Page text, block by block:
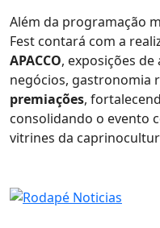
Além da programação
Fest contará com a
APACCO, exposições
negócios, gastronomia
premiações,
consolidando o evento
vitrines da